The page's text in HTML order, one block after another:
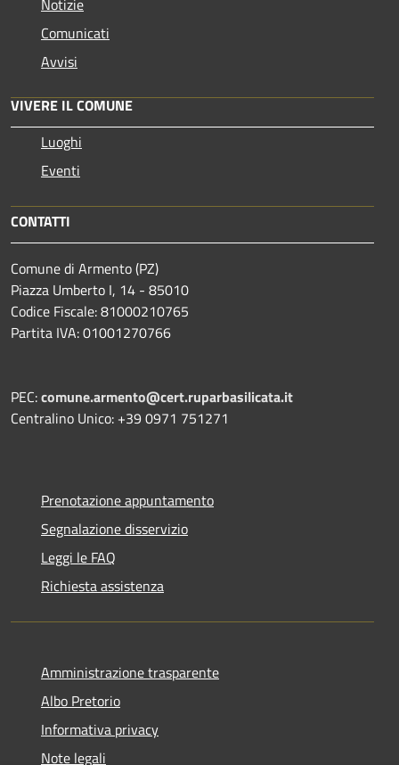
Notizie
Comunicati
Avvisi
VIVERE IL COMUNE
Luoghi
Eventi
CONTATTI
Comune di Armento (PZ)
Piazza Umberto I, 14 - 85010
Codice Fiscale: 81000210765
Partita IVA: 01001270766
PEC:comune.armento@cert.ruparbasilicata.it
Centralino Unico: +39 0971 751271
Prenotazione appuntamento
Segnalazione disservizio
Leggi le FAQ
Richiesta assistenza
Amministrazione trasparente
Albo Pretorio
Informativa privacy
Note legali